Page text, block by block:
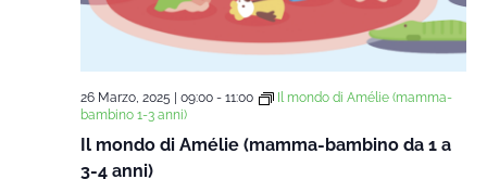
Il mondo di Amélie (mamma-bambino da 1 a
3-4 anni)
26 Marzo, 2025 | 09:00- 11:00
Il mondo di Amélie (mamma-
bambino 1-3 anni)